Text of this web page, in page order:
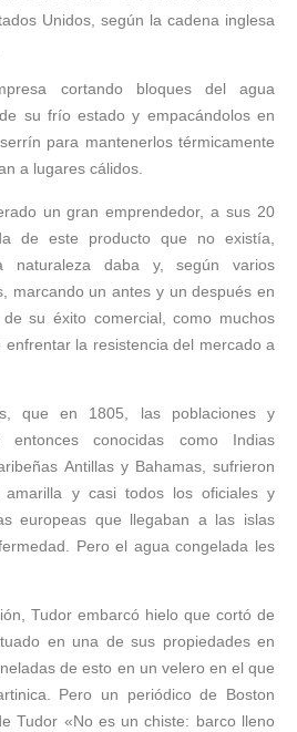
Unidos, según la cadena inglesa
cortando bloques del agua
su frío estado y empacándolos en
para mantenerlos térmicamente
a lugares cálidos.
un gran emprendedor, a sus 20
de este producto que no existía,
naturaleza daba y, según varios
marcando un antes y un después en
su éxito comercial, como muchos
la resistencia del mercado a
que en 1805, las poblaciones y
conocidas como Indias
Antillas y Bahamas, sufrieron
y casi todos los oficiales y
europeas que llegaban a las islas
Pero el agua congelada les
Tudor embarcó hielo que cortó de
en una de sus propiedades en
de esto en un velero en el que
Pero un periódico de Boston
Tudor «No es un chiste: barco lleno